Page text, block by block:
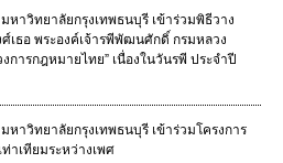
าวิทยาลัยกรุงเทพธนบุรี เข้าร่วมพิธีวาง
เธอ พระองค์เจ้ารพีพัฒนศักดิ์ กรมหลวง
การกฎหมายไทย” เนื่องในวันรพี ประจำปี
าวิทยาลัยกรุงเทพธนบุรี เข้าร่วมโครงการ
าเทียมระหว่างเพศ